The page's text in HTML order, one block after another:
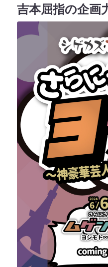
吉本屈指の企画